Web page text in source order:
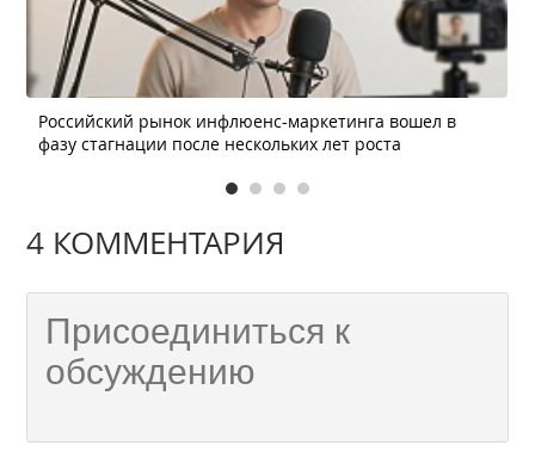
Российский рынок инфлюенс-маркетинга вошел в
фазу стагнации после нескольких лет роста
4 КОММЕНТАРИЯ